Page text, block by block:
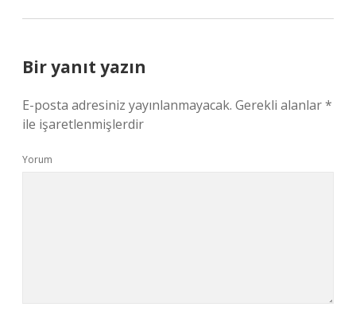
Bir yanıt yazın
E-posta adresiniz yayınlanmayacak. Gerekli alanlar*
ile işaretlenmişlerdir
Yorum